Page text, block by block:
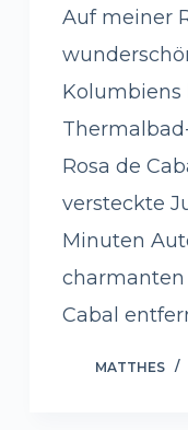
Auf meiner
Kolumbiens
Rosa de
versteckte
Minuten
charmanten
Cabal
MATTHES